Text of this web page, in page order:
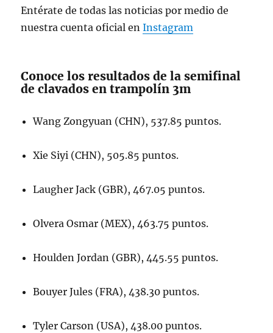
Entérate de todas las noticias por medio de
nuestra cuenta oficial enInstagram
Conoce los resultados de la semifinal
de clavados en trampolín 3m
Wang Zongyuan (CHN), 537.85 puntos.
Xie Siyi (CHN), 505.85 puntos.
Laugher Jack (GBR), 467.05 puntos.
Olvera Osmar (MEX), 463.75 puntos.
Houlden Jordan (GBR), 445.55 puntos.
Bouyer Jules (FRA), 438.30 puntos.
Tyler Carson (USA), 438.00 puntos.